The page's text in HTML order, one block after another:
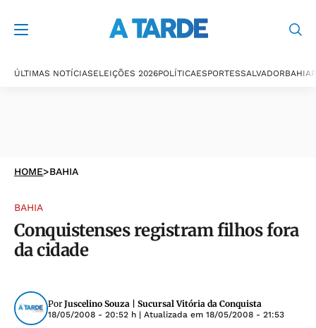
ÚLTIMAS NOTÍCIASELEIÇÕES 2026POLÍTICAESPORTESSALVADORBAHIA
HOME>BAHIA
BAHIA
Conquistenses registram filhos fora
da cidade
Por Juscelino Souza | Sucursal Vitória da Conquista
18/05/2008 - 20:52 h | Atualizada em 18/05/2008 - 21:53